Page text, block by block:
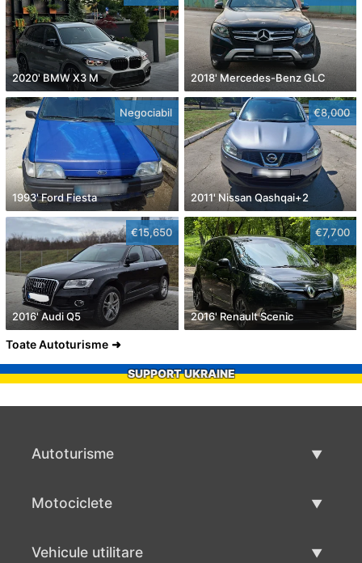
2020' BMW X3 M 2018' Mercedes-Benz GLC
Negociabil
1993' Ford Fiesta
€8,000
2011' Nissan Qashqai+2
€15,650
2016' Audi Q5
€7,700
2016' Renault Scenic
Toate Autoturisme
SUPPORT UKRAINE
Autoturisme
Motociclete
Vehicule utilitare